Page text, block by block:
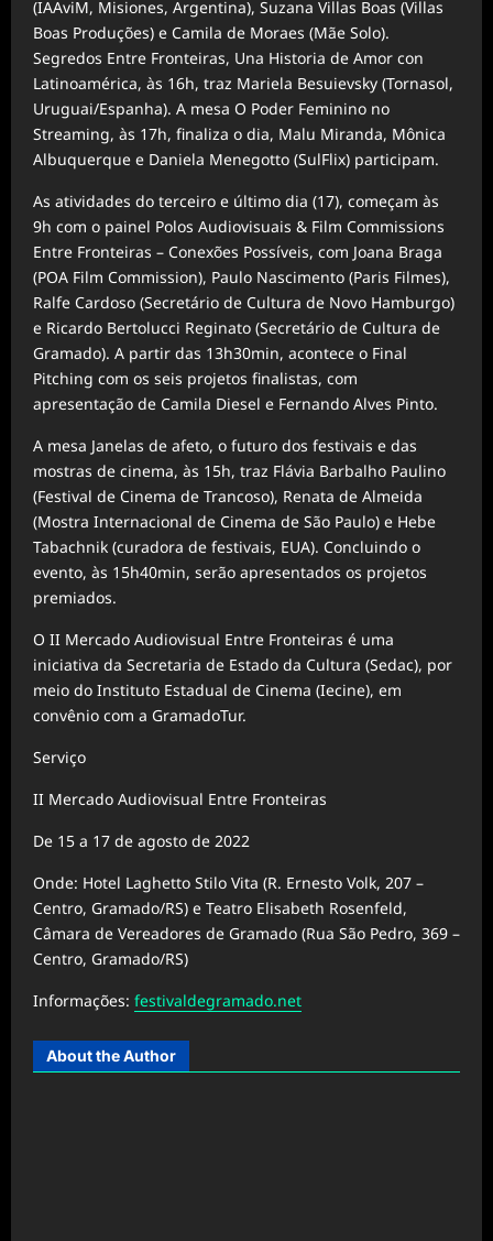
(IAAviM, Misiones, Argentina), Suzana Villas Boas (Villas
Boas Produções) e Camila de Moraes (Mãe Solo).
Segredos Entre Fronteiras, Una Historia de Amor con
Latinoamérica, às 16h, traz Mariela Besuievsky (Tornasol,
Uruguai/Espanha). A mesa O Poder Feminino no
Streaming, às 17h, finaliza o dia, Malu Miranda, Mônica
Albuquerque e Daniela Menegotto (SulFlix) participam.
As atividades do terceiro e último dia (17), começam às
9h com o painel Polos Audiovisuais & Film Commissions
Entre Fronteiras – Conexões Possíveis, com Joana Braga
(POA Film Commission), Paulo Nascimento (Paris Filmes),
Ralfe Cardoso (Secretário de Cultura de Novo Hamburgo)
e Ricardo Bertolucci Reginato (Secretário de Cultura de
Gramado). A partir das 13h30min, acontece o Final
Pitching com os seis projetos finalistas, com
apresentação de Camila Diesel e Fernando Alves Pinto.
A mesa Janelas de afeto, o futuro dos festivais e das
mostras de cinema, às 15h, traz Flávia Barbalho Paulino
(Festival de Cinema de Trancoso), Renata de Almeida
(Mostra Internacional de Cinema de São Paulo) e Hebe
Tabachnik (curadora de festivais, EUA). Concluindo o
evento, às 15h40min, serão apresentados os projetos
premiados.
O II Mercado Audiovisual Entre Fronteiras é uma
iniciativa da Secretaria de Estado da Cultura (Sedac), por
meio do Instituto Estadual de Cinema (Iecine), em
convênio com a GramadoTur.
Serviço
II Mercado Audiovisual Entre Fronteiras
De 15 a 17 de agosto de 2022
Onde: Hotel Laghetto Stilo Vita (R. Ernesto Volk, 207 –
Centro, Gramado/RS) e Teatro Elisabeth Rosenfeld,
Câmara de Vereadores de Gramado (Rua São Pedro, 369 –
Centro, Gramado/RS)
Informações: festivaldegramado.net
About the Author